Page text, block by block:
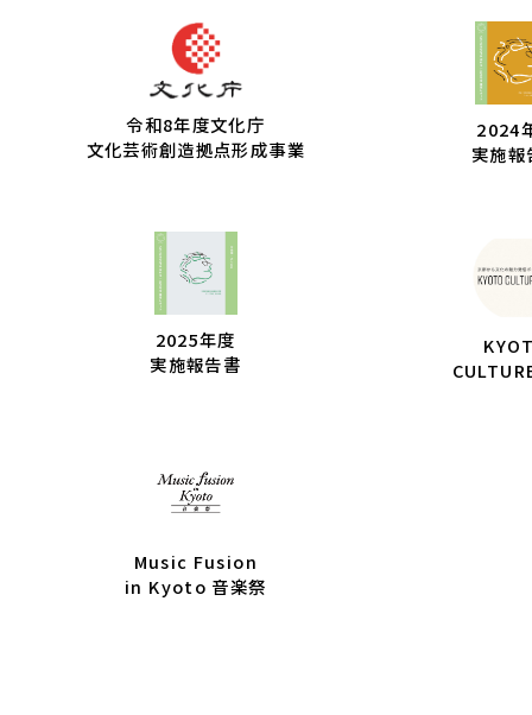
令和8年度文化庁
文化芸術創造拠点形成事業
2024
実施報
2025年度
実施報告書
Music Fusion
in Kyoto 音楽祭